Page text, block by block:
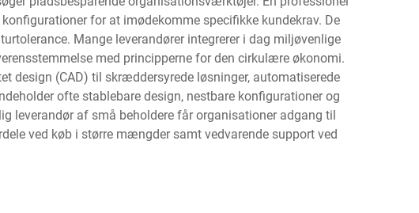
for at imødekomme specifikke kundekrav. De
Mange leverandører integrerer i dag miljøvenlige
med principperne for den cirkulære økonomi.
design (CAD) til skræddersyrede løsninger, automatiserede
ofte stablebare design, nestbare konfigurationer og
leverandør af små beholdere får organisationer adgang til
ved køb i større mængder samt vedvarende support ved